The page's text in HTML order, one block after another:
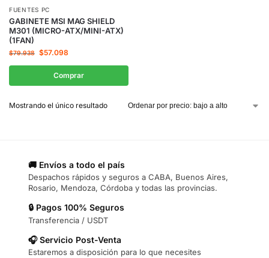
FUENTES PC
GABINETE MSI MAG SHIELD
M301 (MICRO-ATX/MINI-ATX)
(1FAN)
$79.938 $57.098
Comprar
Mostrando el único resultado
🚚 Envíos a todo el país
Despachos rápidos y seguros a CABA, Buenos Aires,
Rosario, Mendoza, Córdoba y todas las provincias.
🔒 Pagos 100% Seguros
Transferencia / USDT
🎧 Servicio Post-Venta
Estaremos a disposición para lo que necesites